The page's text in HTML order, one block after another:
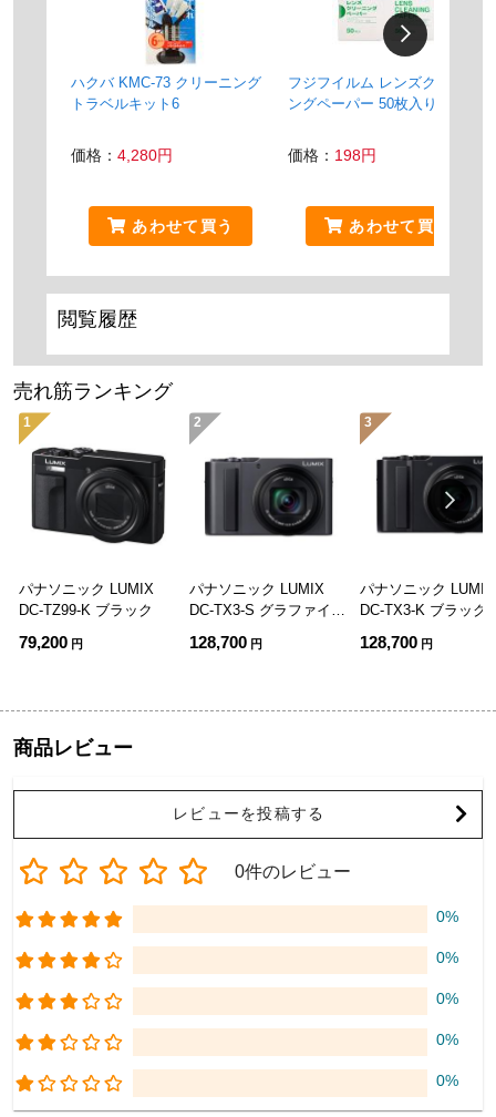
ハクバ KMC-73 クリーニング
トラベルキット6
価格： 4,280円
あわせて買う
フジフイルム レンズクリーニ
ングペーパー 50枚入り
価格： 198円
あわせて買う
閲覧履歴
売れ筋ランキング
1
パナソニック LUMIX
DC-TZ99-K ブラック
79,200 円
2
パナソニック LUMIX
DC-TX3-S グラファイト
128,700 円
3
パナソニック LUMIX
DC-TX3-K ブラック
128,700 円
商品レビュー
レビューを投稿する
0件のレビュー
0%
0%
0%
0%
0%